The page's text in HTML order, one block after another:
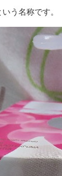
いう名称です。